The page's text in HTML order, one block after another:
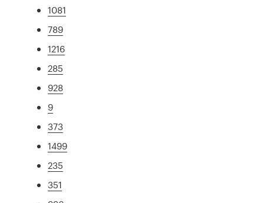
1081
789
1216
285
928
9
373
1499
235
351